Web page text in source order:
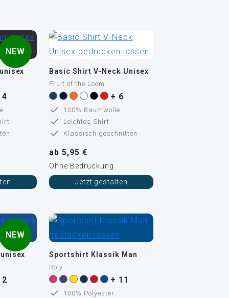
NEW
4
Basic Shirt V-Neck Unisex
Fruit of the Loom
+ 6
100% Baumwolle
Leichtes Shirt
Klassisch geschnitten
ab 5,95 €
Ohne Bedruckung
Jetzt gestalten
NEW
2
Sportshirt Klassik Man
Roly
+ 11
100% Polyester